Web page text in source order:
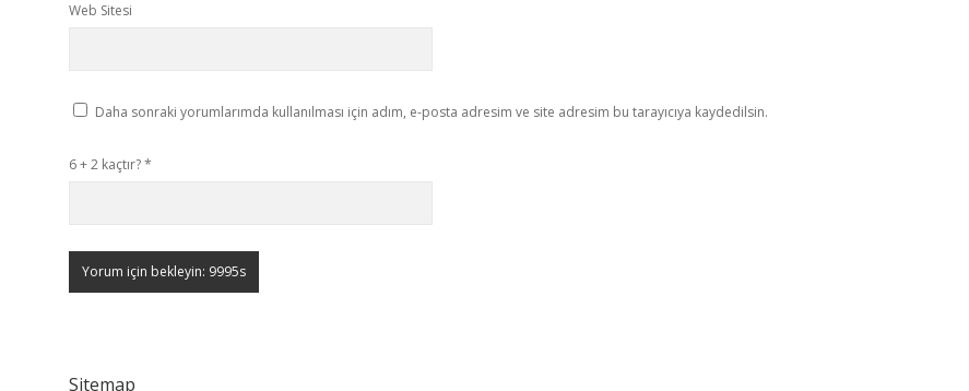
Web Sitesi
Daha sonraki yorumlarımda kullanılması için adım, e-posta adresim ve site adresim bu tarayıcıya kaydedilsin.
6 + 2 kaçtır?*
Sitemap